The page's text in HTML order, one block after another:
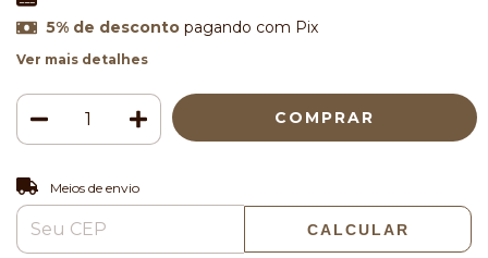
5% de descontopagando com Pix
Ver mais detalhes
Entregas para o CEP:
Meios de envio
CALCULAR